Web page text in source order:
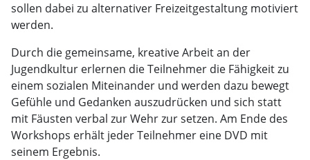
sollen dabei zu alternativer Freizeitgestaltung motiviert
werden.
Durch die gemeinsame, kreative Arbeit an der
Jugendkultur erlernen die Teilnehmer die Fähigkeit zu
einem sozialen Miteinander und werden dazu bewegt
Gefühle und Gedanken auszudrücken und sich statt
mit Fäusten verbal zur Wehr zur setzen. Am Ende des
Workshops erhält jeder Teilnehmer eine DVD mit
seinem Ergebnis.